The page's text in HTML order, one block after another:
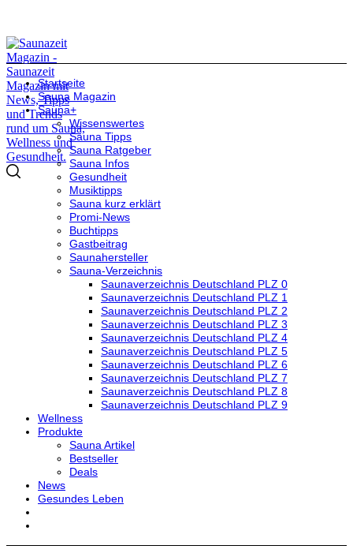
Startseite
Sauna Magazin
Sauna+
Wissenswertes
Sauna Tipps
Sauna Ratgeber
Sauna Infos
Gesundheit
Musiktipps
Sauna kurz erklärt
Promi-News
Buchtipps
Gastbeitrag
Saunahersteller
Sauna-Verzeichnis
Saunaverzeichnis Deutschland PLZ 0
Saunaverzeichnis Deutschland PLZ 1
Saunaverzeichnis Deutschland PLZ 2
Saunaverzeichnis Deutschland PLZ 3
Saunaverzeichnis Deutschland PLZ 4
Saunaverzeichnis Deutschland PLZ 5
Saunaverzeichnis Deutschland PLZ 6
Saunaverzeichnis Deutschland PLZ 7
Saunaverzeichnis Deutschland PLZ 8
Saunaverzeichnis Deutschland PLZ 9
Wellness
Produkte
Sauna Artikel
Bestseller
Deals
News
Gesundes Leben